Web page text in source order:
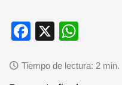
F
c
X
at